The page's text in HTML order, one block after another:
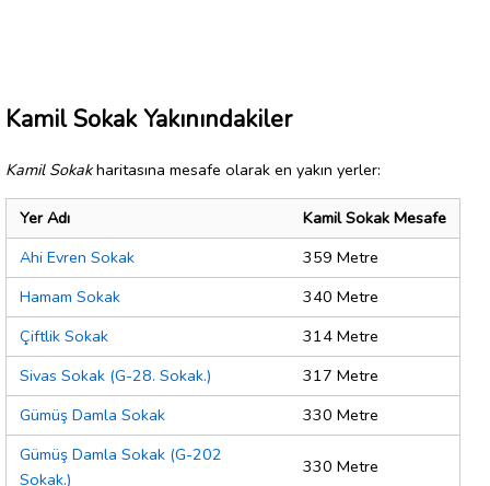
Kamil Sokak Yakınındakiler
Kamil Sokakharitasına mesafe olarak en yakın yerler:
Yer Adı
Kamil Sokak Mesafe
Ahi Evren Sokak
359 Metre
Hamam Sokak
340 Metre
Çiftlik Sokak
314 Metre
Sivas Sokak (G-28. Sokak.)
317 Metre
Gümüş Damla Sokak
330 Metre
Gümüş Damla Sokak (G-202
Sokak.)
330 Metre